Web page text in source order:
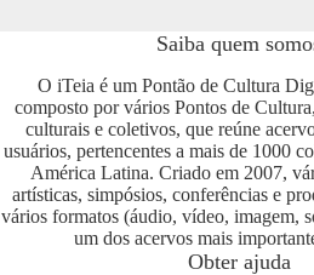
Saiba quem
O iTeia é um Pontão de Cultura
composto por vários Pontos de
culturais e coletivos, que reúne
usuários, pertencentes a mais de 1000
América Latina. Criado em 2007,
artísticas, simpósios, conferências e
vários formatos (áudio, vídeo, imagem,
um dos acervos mais
Obter ajuda